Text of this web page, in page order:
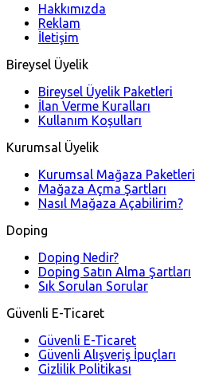
Hakkımızda
Reklam
İletişim
Bireysel Üyelik
Bireysel Üyelik Paketleri
İlan Verme Kuralları
Kullanım Koşulları
Kurumsal Üyelik
Kurumsal Mağaza Paketleri
Mağaza Açma Şartları
Nasıl Mağaza Açabilirim?
Doping
Doping Nedir?
Doping Satın Alma Şartları
Sık Sorulan Sorular
Güvenli E-Ticaret
Güvenli E-Ticaret
Güvenli Alışveriş İpuçları
Gizlilik Politikası